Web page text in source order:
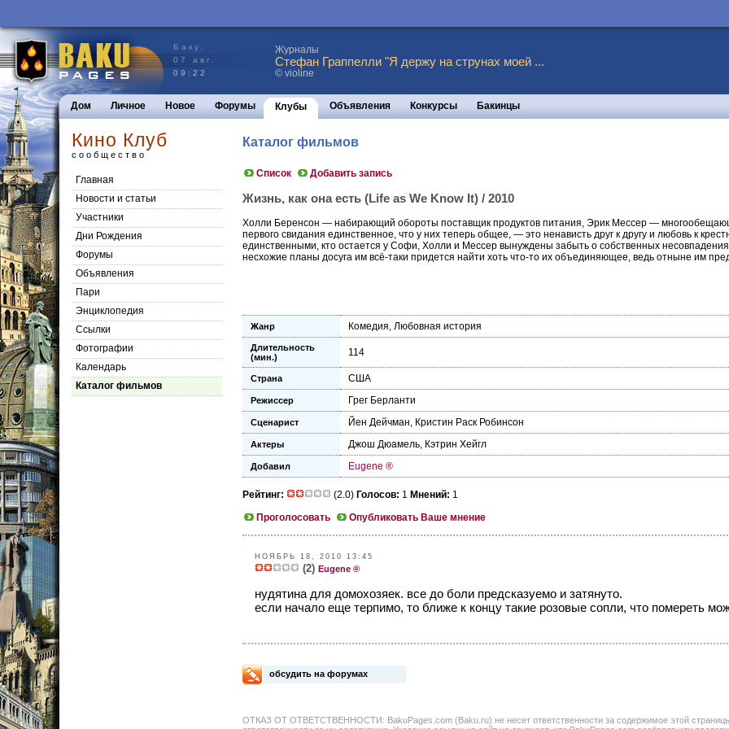
Баку:
07 авг.
09:22
Журналы
Стефан Граппелли "Я держу на струнах моей ...
© violine
Дом Личное Новое Форумы Клубы Объявления Конкурсы Бакинцы
Кино Клуб
сообщество
Главная
Новости и статьи
Участники
Дни Рождения
Форумы
Объявления
Пари
Энциклопедия
Cсылки
Фотографии
Календарь
Каталог фильмов
Каталог фильмов
Список Добавить запись
Жизнь, как она есть (Life as We Know It) / 2010
Холли Беренсон — набирающий обороты поставщик продуктов питания, Эрик Мессер —
первого свидания единственное, что у них теперь общее, — это ненависть друг к другу и любовь к
единственными, кто остается у Софи, Холли и Мессер вынуждены забыть о собственных
несхожие планы досуга им всё-таки придется найти хоть что-то их объединяющее, ведь отныне им
Жанр Комедия, Любовная история
Длительность
(мин.)
114
Страна США
Режиссер Грег Берланти
Сценарист Йен Дейчман, Кристин Раск Робинсон
Актеры Джош Дюамель, Кэтрин Хейгл
Добавил Eugene ®
Рейтинг: (2.0) Голосов: 1 Мнений: 1
Проголосовать
Опубликовать Ваше мнение
НОЯБРЬ 18, 2010 13:45
(2) Eugene ®
нудятина для домохозяек. все до боли предсказуемо и затянуто.
если начало еще терпимо, то ближе к концу такие розовые сопли, что помереть
обсудить на форумах
ОТКАЗ ОТ ОТВЕТСТВЕННОСТИ: BakuPages.com (Baku.ru) не несет ответственности за содержимое этой